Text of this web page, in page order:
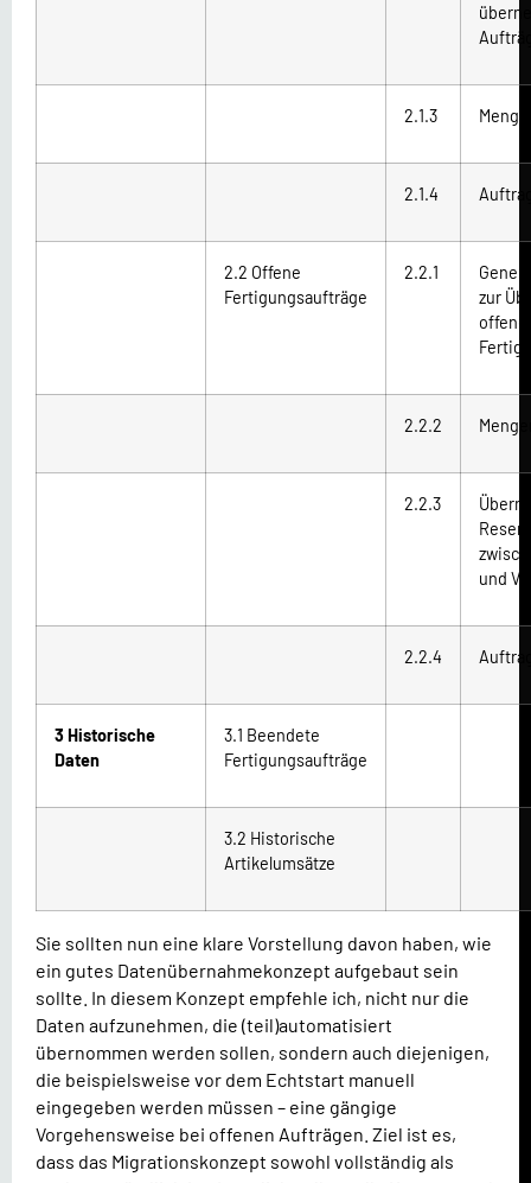
2.1.3
2.1.4
2.2 Offene
Fertigungsaufträge
2.2.1
zur
2.2.2
2.2.3
und
2.2.4
3 Historische
Daten
3.1 Beendete
Fertigungsaufträge
3.2 Historische
Artikelumsätze
Sie sollten nun eine klare Vorstellung davon haben, wie
ein gutes Datenübernahmekonzept aufgebaut sein
sollte. In diesem Konzept empfehle ich, nicht nur die
Daten aufzunehmen, die (teil)automatisiert
übernommen werden sollen, sondern auch diejenigen,
die beispielsweise vor dem Echtstart manuell
eingegeben werden müssen – eine gängige
Vorgehensweise bei offenen Aufträgen. Ziel ist es,
dass das Migrationskonzept sowohl vollständig als